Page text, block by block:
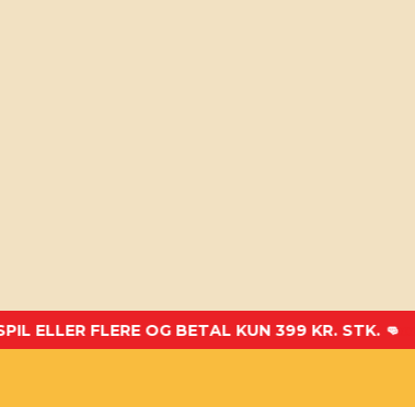
FLERE OG BETAL KUN 399 KR. STK. 👊 xxxxx